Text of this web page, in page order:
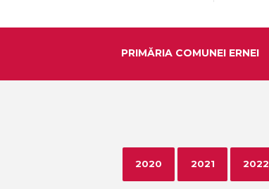
PRIMĂRIA COMUNEI ERNEI
2020 2021 2022